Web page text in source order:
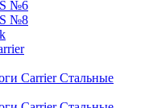
№6
№8
Carrier Стальные